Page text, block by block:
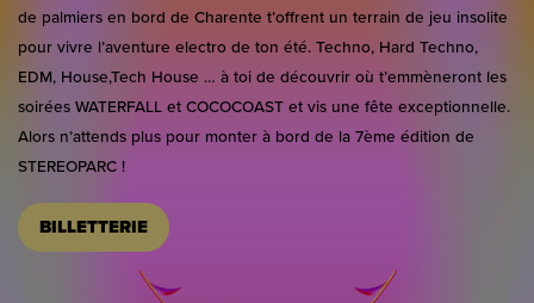
de palmiers en bord de Charente t’offrent un terrain de jeu insolite
pour vivre l’aventure electro de ton été. Techno, Hard Techno,
EDM, House,Tech House … à toi de découvrir où t’emmèneront les
soirées WATERFALL et COCOCOAST et vis une fête exceptionnelle.
Alors n’attends plus pour monter à bord de la 7ème édition de
STEREOPARC !
BILLETTERIE